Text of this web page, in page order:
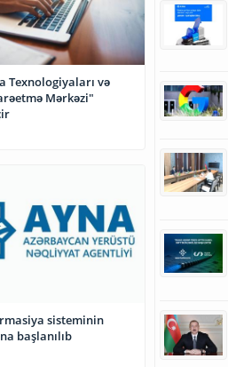
Texnologiyaları və
Mərkəzi"
sisteminin
başlanılıb